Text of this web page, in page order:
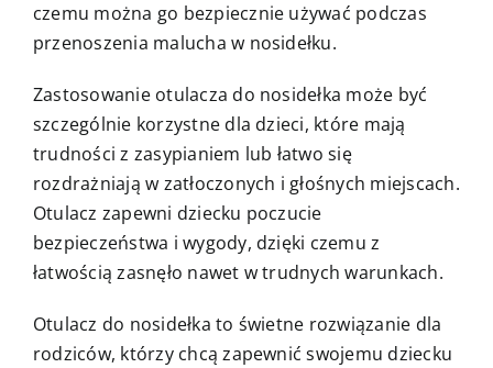
czemu można go bezpiecznie używać podczas
przenoszenia malucha w nosidełku.
Zastosowanie otulacza do nosidełka może być
szczególnie korzystne dla dzieci, które mają
trudności z zasypianiem lub łatwo się
rozdrażniają w zatłoczonych i głośnych miejscach.
Otulacz zapewni dziecku poczucie
bezpieczeństwa i wygody, dzięki czemu z
łatwością zasnęło nawet w trudnych warunkach.
Otulacz do nosidełka to świetne rozwiązanie dla
rodziców, którzy chcą zapewnić swojemu dziecku